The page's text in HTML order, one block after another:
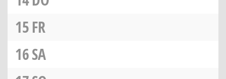
15FR
16SA